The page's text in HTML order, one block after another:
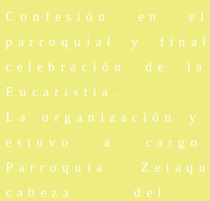
Confesión en
parroquial y
celebración de la
Eucaristía.
La organización y
estuvo a
Parroquia
cabeza del